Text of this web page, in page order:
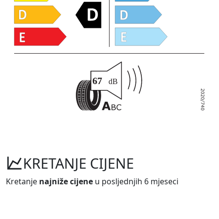
KRETANJE CIJENE
Kretanje najniže cijene u posljednjih 6 mjeseci